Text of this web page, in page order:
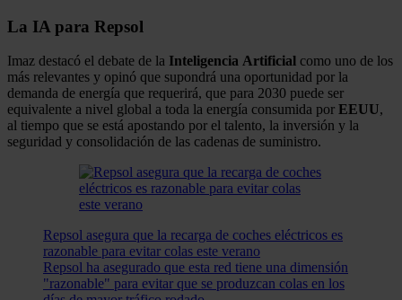
La IA para Repsol
Imaz destacó el debate de la Inteligencia Artificial como uno de los
más relevantes y opinó que supondrá una oportunidad por la
demanda de energía que requerirá, que para 2030 puede ser
equivalente a nivel global a toda la energía consumida por EEUU,
al tiempo que se está apostando por el talento, la inversión y la
seguridad y consolidación de las cadenas de suministro.
Repsol asegura que la recarga de coches eléctricos es
razonable para evitar colas este verano
Repsol ha asegurado que esta red tiene una dimensión
"razonable" para evitar que se produzcan colas en los